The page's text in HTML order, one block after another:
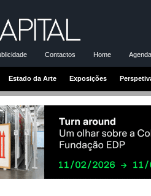
Contactos Home
Estado da Arte Exposições